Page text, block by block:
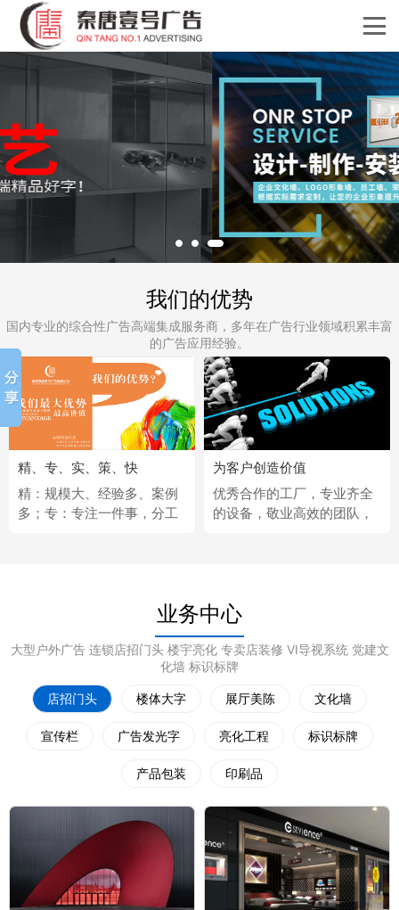
我们的优势
国内专业的综合性广告高端集成服务商，多年在广告行业领域积累丰富
的广告应用经验。
精、专、实、策、快
精：规模大、经验多、案例
多；专：专注一件事，分工
为客户创造价值
优秀合作的工厂，专业齐全
的设备，敬业高效的团队，
业务中心
大型户外广告 连锁店招门头 楼宇亮化 专卖店装修 VI导视系统 党建文
化墙 标识标牌
店招门头 楼体大字 展厅美陈 文化墙
宣传栏 广告发光字 亮化工程 标识标牌
产品包装 印刷品